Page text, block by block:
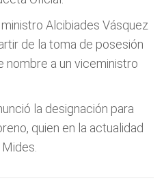
Alcibiades Vásquez
de la toma de posesión
nombre a un viceministro
la designación para
quien en la actualidad